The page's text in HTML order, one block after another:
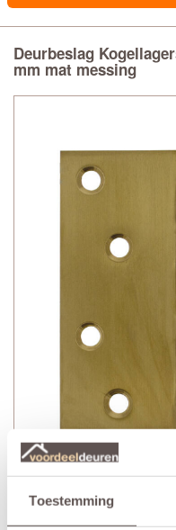
Toestemming
Deurbeslag
mm mat messing
Technische gegevens
+ Kogellagerscharnier